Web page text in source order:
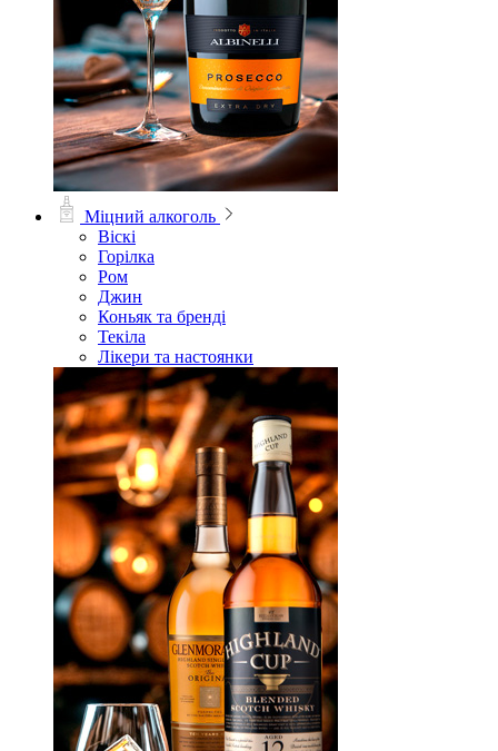
Міцний алкоголь
Віскі
Горілка
Ром
Джин
Коньяк та бренді
Текіла
Лікери та настоянки